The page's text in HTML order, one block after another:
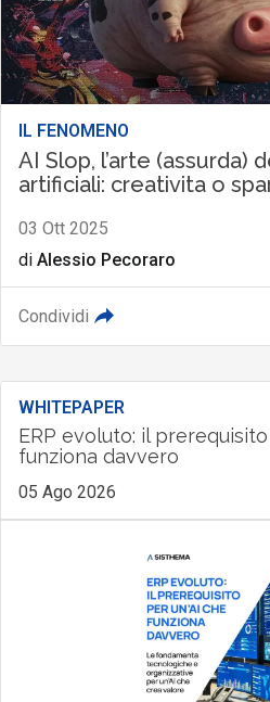
IL FENOMENO
AI Slop, l’arte (assurda)
artificiali: creativita o
03 Ott 2025
di Alessio Pecoraro
Condividi
WHITEPAPER
ERP evoluto: il prerequisito
funziona davvero
05 Ago 2026